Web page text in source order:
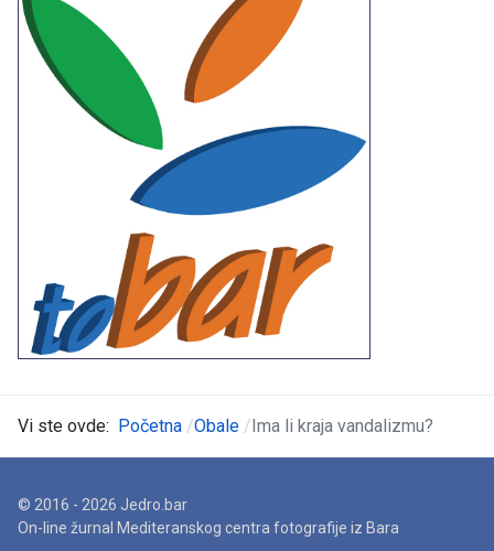
Vi ste ovde: Početna Obale Ima li kraja vandalizmu?
© 2016 - 2026 Jedro.bar
On-line žurnal Mediteranskog centra fotografije iz Bara